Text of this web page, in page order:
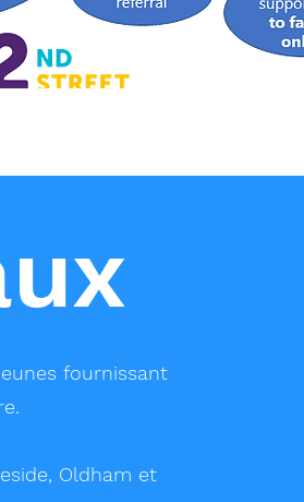
fournissant
Oldham et